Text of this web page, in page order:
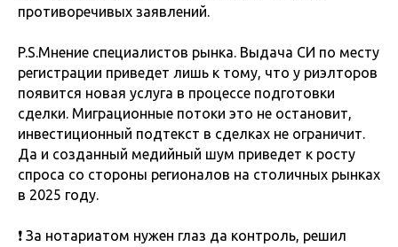
противоречивых заявлений.
P.S.Мнение специалистов рынка. Выдача CИ по месту
регистрации приведет лишь к тому, что у риэлторов
появится новая услуга в процессе подготовки
сделки. Миграционные потоки это не остановит,
инвестиционный подтекст в сделках не ограничит.
Да и созданный медийный шум приведет к росту
спроса со стороны регионалов на столичных рынках
в 2025 году.
❗️ За нотариатом нужен глаз да контроль, решил